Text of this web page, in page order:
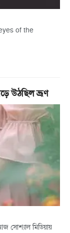
eyes of the
উঠছিল ভ্রূণ
সোশ্যাল মিডিয়ায়